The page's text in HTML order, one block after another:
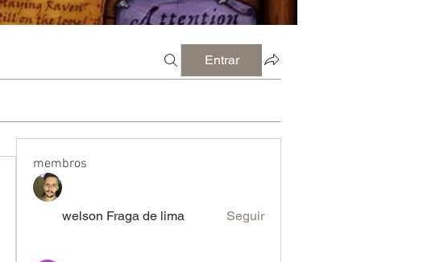
Entrar
membros
welson Fraga de lima Seguir